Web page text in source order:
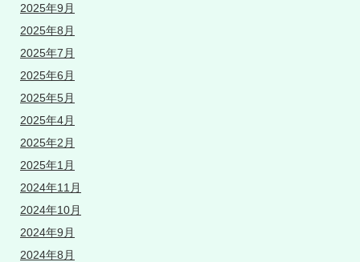
2025年9月
2025年8月
2025年7月
2025年6月
2025年5月
2025年4月
2025年2月
2025年1月
2024年11月
2024年10月
2024年9月
2024年8月